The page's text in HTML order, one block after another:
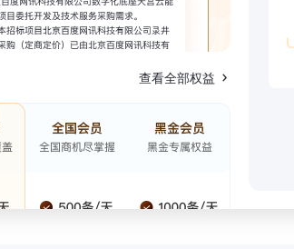
查看全部权益